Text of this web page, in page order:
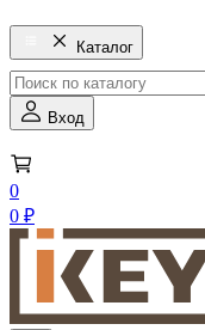
Каталог
Вход
0
0 ₽